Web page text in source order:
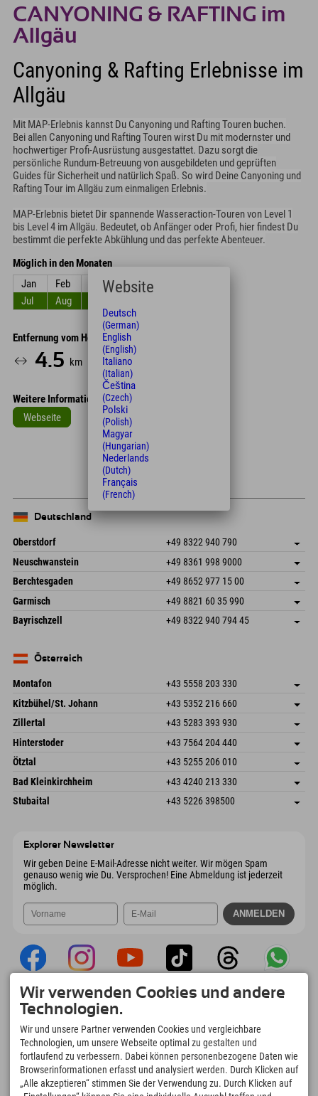
CANYONING & RAFTING im
Allgäu
Canyoning & Rafting Erlebnisse im
Allgäu
Mit MAP-Erlebnis kannst Du Canyoning und Rafting Touren buchen.
Bei allen Canyoning und Rafting Touren wirst Du mit modernster und
hochwertiger Profi-Ausrüstung ausgestattet. Dazu sorgt die
persönliche Rundum-Betreuung von ausgebildeten und geprüften
Guides für Sicherheit und natürlich Spaß. So wird Deine Canyoning und
Rafting Tour im Allgäu zum einmaligen Erlebnis.
MAP-Erlebnis bietet Dir spannende Wasseraction-Touren von Level 1
bis Level 4 im Allgäu. Bedeutet, ob Anfänger oder Profi, hier findest Du
bestimmt die perfekte Abkühlung und das perfekte Abenteuer.
Möglich in den Monaten
Jan
Feb Mrz Apr
Jul
Aug
Entfernung vom Hotel
4.5 km 7
Weitere Informationen
Webseite
Leaflet
Deutschland
Oberstdorf +49 8322 940 790
An der Breitach 3
87538 Fischen I. Allgäu
Deutschland
Adresse speichern
Anreiseinfos
Buchen
Neuschwanstein +49 8361 998 9000
An der Riese 45
87484 Nesselwang im Allgäu
Deutschland
Adresse speichern
Buchen
Berchtesgaden +49 8652 977 15 00
Hofreitstr. 7
83471 Schönau am Königssee
Deutschland
Adresse speichern
Anreiseinfos
Buchen
Garmisch +49 8821 60 35 990
Frickenstraße 22
82490 Farchant
Adresse speichern
Bayrischzell +49 8322 940 794 45
Deutschland
Österreich
Montafon +43 5558 203 330
Dorfstr. 127b
6793 Gaschurn/Montafon
Österreich
Adresse speichern
Anreiseinfos
Buchen
Kitzbühel/St. Johann +43 5352 216 660
Speckbacherstraße 87
Österreich
Adresse speichern
Buchen
Zillertal +43 5283 393 930
Schmiedau 2
6272 Kaltenbach im Zillertal
Österreich
Adresse speichern
Anreiseinfos
Buchen
Hinterstoder +43 7564 204 440
Freizeitpark 10
Österreich
Adresse speichern
Buchen
Ötztal +43 5255 206 010
Gscheat 14
6441 Umhausen
Österreich
Adresse speichern
Anreiseinfos
Buchen
Bad Kleinkirchheim +43 4240 213 330
Dorfstraße 24
Adresse speichern
Stubaital +43 5226 398500
Explorer Newsletter
Wir geben Deine E-Mail-Adresse nicht weiter. Wir mögen Spam
genauso wenig wie Du. Versprochen! Eine Abmeldung ist jederzeit
möglich.
Explorer App
Upload Deiner #ExplorerMoments, Mein
Explorer To Go mit Buchungsübersicht,
Bucketlist, Restaurantübersicht uvm. Jetzt
downloaden!
Wir verwenden Cookies und andere
Technologien.
Wir und unsere Partner verwenden Cookies und vergleichbare
Technologien, um unsere Webseite optimal zu gestalten und
fortlaufend zu verbessern. Dabei können personenbezogene Daten wie
Browserinformationen erfasst und analysiert werden. Durch Klicken auf
„Alle akzeptieren“ stimmen Sie der Verwendung zu. Durch Klicken auf
Website
Deutsch
(German)
English
(English)
Italiano
(Italian)
Čeština
(Czech)
Polski
(Polish)
Magyar
(Hungarian)
Nederlands
(Dutch)
Français
(French)